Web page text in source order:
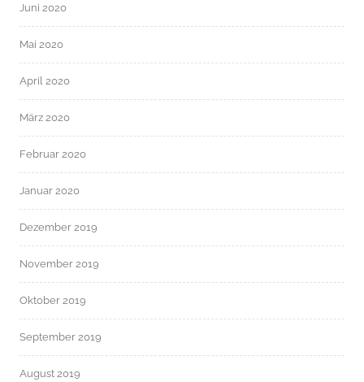
Juni 2020
Mai 2020
April 2020
März 2020
Februar 2020
Januar 2020
Dezember 2019
November 2019
Oktober 2019
September 2019
August 2019